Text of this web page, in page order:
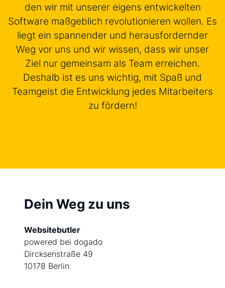
den wir mit unserer eigens entwickelten
Software maßgeblich revolutionieren wollen. Es
liegt ein spannender und herausfordernder
Weg vor uns und wir wissen, dass wir unser
Ziel nur gemeinsam als Team erreichen.
Deshalb ist es uns wichtig, mit Spaß und
Teamgeist die Entwicklung jedes Mitarbeiters
zu fördern!
Dein Weg zu uns
Websitebutler
powered bei dogado
Dircksenstraße 49
10178 Berlin